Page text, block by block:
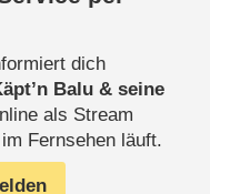
dich
Balu & seine
als Stream
Fernsehen läuft.